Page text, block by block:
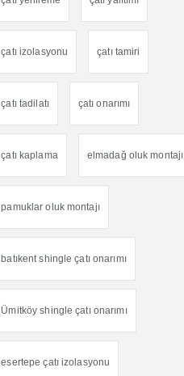
çatı izolasyonu çatı tamiri
çatı tadilatı çatı onarımı
çatı kaplama elmadağ oluk montajı
pamuklar oluk montajı
batıkent shingle çatı onarımı
Ümitköy shingle çatı onarımı
esertepe çatı izolasyonu